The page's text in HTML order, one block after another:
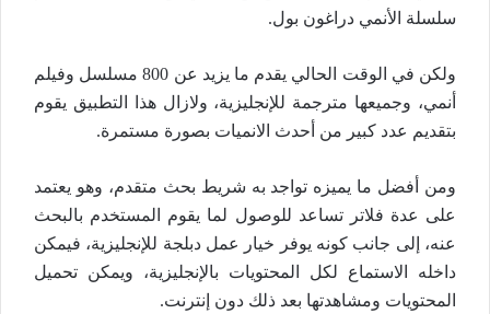
سلسلة الأنمي دراغون بول.
ولكن في الوقت الحالي يقدم ما يزيد عن 800 مسلسل وفيلم
أنمي، وجميعها مترجمة للإنجليزية، ولازال هذا التطبيق يقوم
بتقديم عدد كبير من أحدث الانميات بصورة مستمرة.
ومن أفضل ما يميزه تواجد به شريط بحث متقدم، وهو يعتمد
على عدة فلاتر تساعد للوصول لما يقوم المستخدم بالبحث
عنه، إلى جانب كونه يوفر خيار عمل دبلجة للإنجليزية، فيمكن
داخله الاستماع لكل المحتويات بالإنجليزية، ويمكن تحميل
المحتويات ومشاهدتها بعد ذلك دون إنترنت.